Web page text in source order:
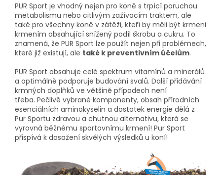
PUR Sport je vhodný nejen pro koně s trpící poruchou
metabolismu nebo citlivým zažívacím traktem, ale
také pro všechny koně v zátěži, kteří by měli být krmeni
krmením obsahující snížený podíl škrobu a cukru. To
znamená, že PUR Sport lze použít nejen při problémech,
které již existují, ale také k preventivním účelům.
PUR Sport obsahuje celé spektrum vitamínů a minerálů
a optimálně podporuje budování svalů. Další přidávání
krmných doplňků ve většině případech není
třeba. Pečlivě vybrané komponenty, obsah přírodních
esenciálních aminokyselin a dostatek energie dělá z
Pur Sportu zdravou a chutnou alternativu, která se
vyrovná běžnému sportovnímu krmení! Pur Sport
přispívá k dosažení skvělých výsledků u koní!